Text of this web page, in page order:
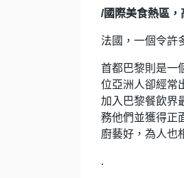
/國際美食熱區
法國，一個令許
首都巴黎則是一
位亞洲人卻經常
加入巴黎餐飲界
務他們並獲得正
廚藝好，為人也
.